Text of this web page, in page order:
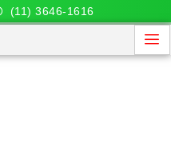
(11) 3646-1616